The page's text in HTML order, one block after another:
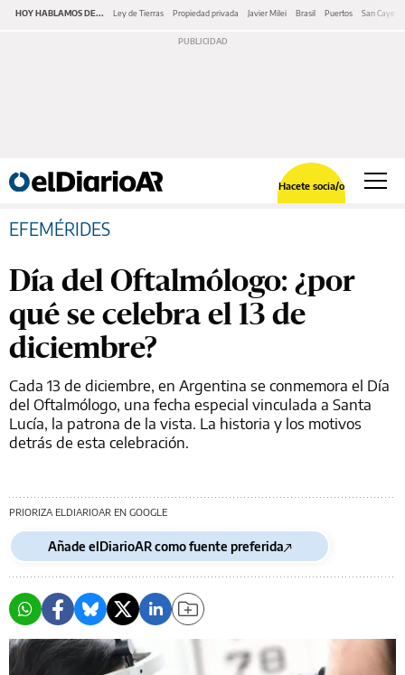
HOY HABLAMOS DE... Ley de Tierras Propiedad privada Javier Milei Brasil Puertos San
Hacete socia/o
EFEMÉRIDES
Día del Oftalmólogo: ¿por
qué se celebra el 13 de
diciembre?
Cada 13 de diciembre, en Argentina se conmemora el Día
del Oftalmólogo, una fecha especial vinculada a Santa
Lucía, la patrona de la vista. La historia y los motivos
detrás de esta celebración.
PRIORIZA ELDIARIOAR EN GOOGLE
Añade elDiarioAR como fuente preferida